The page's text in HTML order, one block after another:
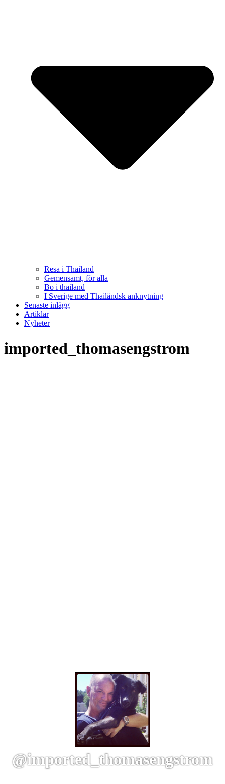
Resa i Thailand
Gemensamt, för alla
Bo i thailand
I Sverige med Thailändsk anknytning
Senaste inlägg
Artiklar
Nyheter
imported_thomasengstrom
@imported_thomasengstrom